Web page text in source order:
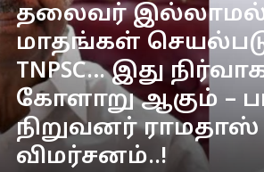
தலைவர் இல்லாமல்
மாதங்கள்
TNPSC… இது
கோளாறு ஆகும் –
நிறுவனர் ராமதாஸ்
விமர்சனம்..!